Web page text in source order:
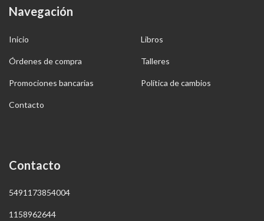
Navegación
Inicio Libros
Órdenes de compra Talleres
Promociones bancarias Política de cambios
Contacto
Contacto
5491173854004
1158962644